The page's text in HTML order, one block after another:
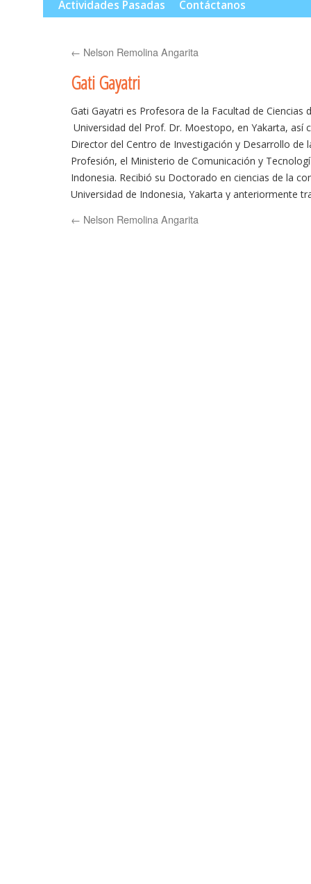
Actividades Pasadas
Contáctanos
← Nelson Remolina Angarita
Gati Gayatri
Gati Gayatri es Profesora de la Facultad de Ciencias
Universidad del Prof. Dr. Moestopo, en Yakarta, así
Director del Centro de Investigación y Desarrollo de
Profesión, el Ministerio de Comunicación y
Indonesia. Recibió su Doctorado en ciencias de la
Universidad de Indonesia, Yakarta y anteriormente
el campo de los estudios de comunicación y de los
← Nelson Remolina Angarita